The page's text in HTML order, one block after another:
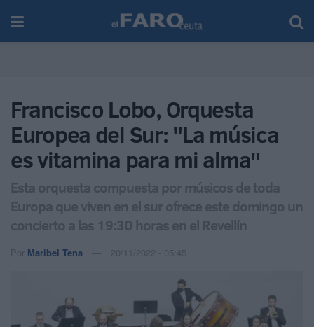
Francisco Lobo, Orquesta
Europea del Sur: "La música
es vitamina para mi alma"
Esta orquesta compuesta por músicos de toda
Europa que viven en el sur ofrece este domingo un
concierto a las 19:30 horas en el Revellín
Por Maribel Tena 20/11/2022 - 05:45